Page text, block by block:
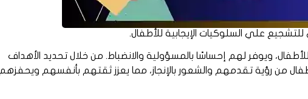
علي السلوكيات الإيجابية للأطفال.
ويوفر لهم إحساسًا بالمسؤولية والانضباط. من خلال تحديد الأهداف
من رؤية تقدمهم والشعور بالإنجاز، مما يعزز ثقتهم بأنفسهم ويحفزهم